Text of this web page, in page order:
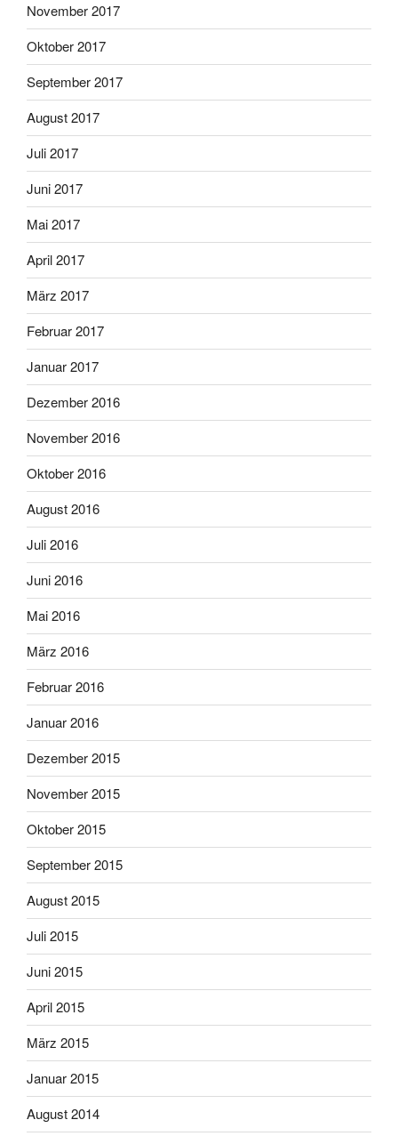
November 2017
Oktober 2017
September 2017
August 2017
Juli 2017
Juni 2017
Mai 2017
April 2017
März 2017
Februar 2017
Januar 2017
Dezember 2016
November 2016
Oktober 2016
August 2016
Juli 2016
Juni 2016
Mai 2016
März 2016
Februar 2016
Januar 2016
Dezember 2015
November 2015
Oktober 2015
September 2015
August 2015
Juli 2015
Juni 2015
April 2015
März 2015
Januar 2015
August 2014